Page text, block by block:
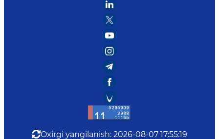
Oxirgi yangilanish: 2026-08-07 17:55:19